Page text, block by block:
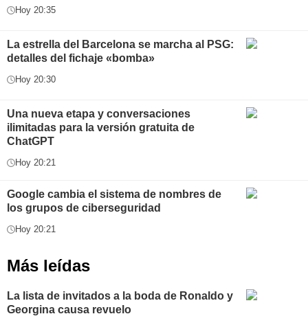
Hoy 20:35
La estrella del Barcelona se marcha al PSG:
detalles del fichaje «bomba»
Hoy 20:30
Una nueva etapa y conversaciones
ilimitadas para la versión gratuita de
ChatGPT
Hoy 20:21
Google cambia el sistema de nombres de
los grupos de ciberseguridad
Hoy 20:21
Más leídas
La lista de invitados a la boda de Ronaldo y
Georgina causa revuelo